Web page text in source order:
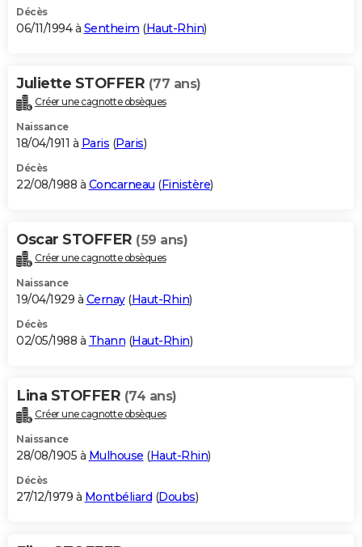
Décès
06/11/1994 à Sentheim (Haut-Rhin)
Juliette STOFFER (77 ans)
Créer une cagnotte obsèques
Naissance
18/04/1911 à Paris (Paris)
Décès
22/08/1988 à Concarneau (Finistère)
Oscar STOFFER (59 ans)
Créer une cagnotte obsèques
Naissance
19/04/1929 à Cernay(Haut-Rhin)
Décès
02/05/1988 à Thann (Haut-Rhin)
Lina STOFFER (74 ans)
Créer une cagnotte obsèques
Naissance
28/08/1905 à Mulhouse (Haut-Rhin)
Décès
27/12/1979 à Montbéliard (Doubs)